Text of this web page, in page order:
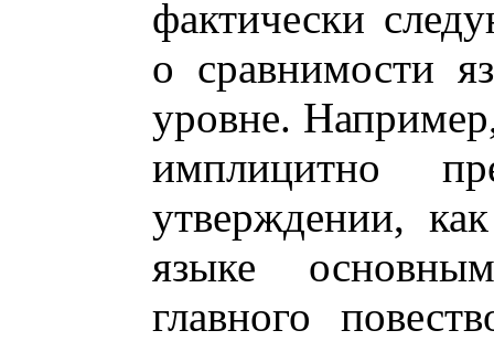
фактически
о сравнимости
уровне.
имплицитно
утверждении,
языке
главного